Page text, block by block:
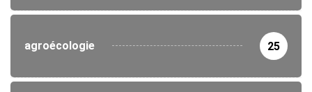
agroécologie 25